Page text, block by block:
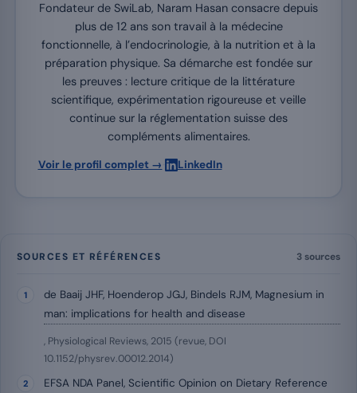
Fondateur de SwiLab, Naram Hasan consacre depuis
plus de 12 ans son travail à la médecine
fonctionnelle, à l’endocrinologie, à la nutrition et à la
préparation physique. Sa démarche est fondée sur
les preuves : lecture critique de la littérature
scientifique, expérimentation rigoureuse et veille
continue sur la réglementation suisse des
compléments alimentaires.
Voir le profil complet → LinkedIn
SOURCES ET RÉFÉRENCES 3 sources
de Baaij JHF, Hoenderop JGJ, Bindels RJM, Magnesium in
man: implications for health and disease
, Physiological Reviews, 2015 (revue, DOI
10.1152/physrev.00012.2014)
EFSA NDA Panel, Scientific Opinion on Dietary Reference